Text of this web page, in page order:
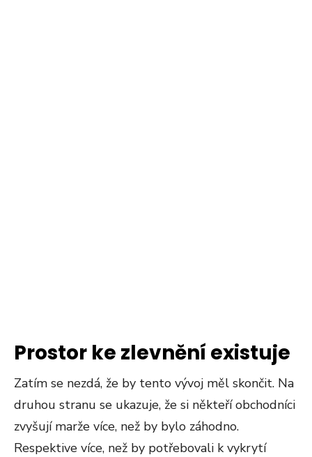
Prostor ke zlevnění existuje
Zatím se nezdá, že by tento vývoj měl skončit. Na
druhou stranu se ukazuje, že si někteří obchodníci
zvyšují marže více, než by bylo záhodno.
Respektive více, než by potřebovali k vykrytí